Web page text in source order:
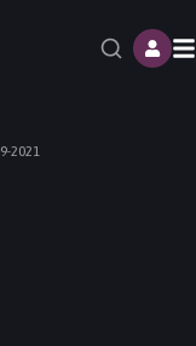
2021